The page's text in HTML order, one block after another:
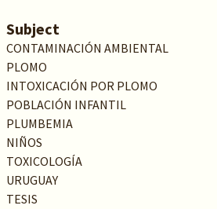
Subject
CONTAMINACIÓN AMBIENTAL
PLOMO
INTOXICACIÓN POR PLOMO
POBLACIÓN INFANTIL
PLUMBEMIA
NIÑOS
TOXICOLOGÍA
URUGUAY
TESIS